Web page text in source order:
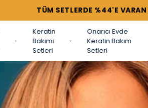
TÜM SETLERDE %44'E
Keratin
Bakımı
Setleri
Onarıcı Evde
Keratin Bakım
Setleri